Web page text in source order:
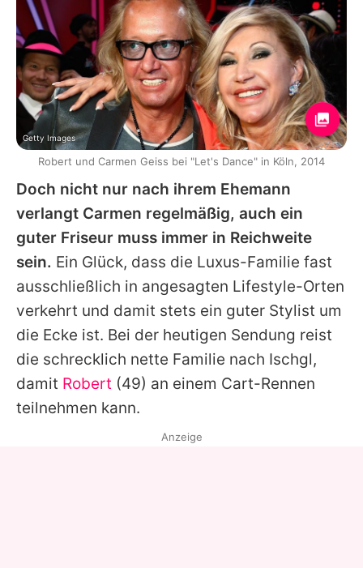
Doch nicht nur nach ihrem Ehemann
verlangt Carmen regelmäßig, auch ein
guter Friseur muss immer in Reichweite
sein. Ein Glück, dass die Luxus-Familie fast
ausschließlich in angesagten Lifestyle-Orten
verkehrt und damit stets ein guter Stylist um
die Ecke ist. Bei der heutigen Sendung reist
die schrecklich nette Familie nach Ischgl,
damit Robert (49) an einem Cart-Rennen
teilnehmen kann.
Getty Images
Robert und Carmen Geiss bei "Let's Dance" in Köln, 2014
Anzeige